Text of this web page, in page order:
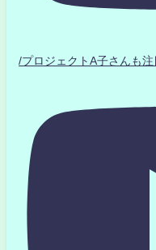
/プロジェクトA子さんも